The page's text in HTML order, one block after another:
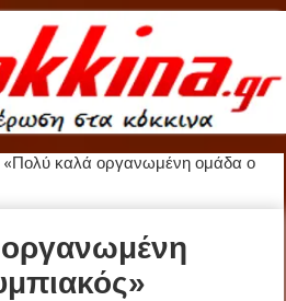
«Πολύ καλά οργανωμένη ομάδα ο